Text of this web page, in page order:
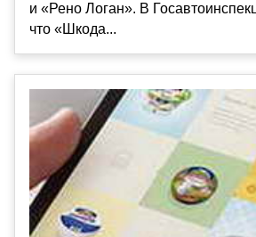
и «Рено Логан». В
что «Шкода...